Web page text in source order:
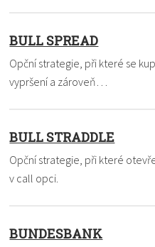
BULL SPREAD
Opční strategie, při které se
vypršení a zároveň…
BULL STRADDLE
Opční strategie, při které
v call opci.
BUNDESBANK